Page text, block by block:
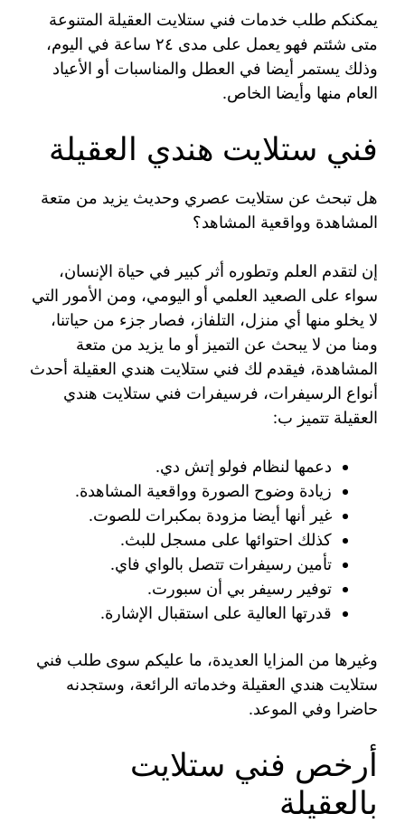
يمكنكم طلب خدمات فني ستلايت العقيلة المتنوعة
متى شئتم فهو يعمل على مدى ٢٤ ساعة في اليوم،
وذلك يستمر أيضا في العطل والمناسبات أو الأعياد
العام منها وأيضا الخاص.
فني ستلايت هندي العقيلة
هل تبحث عن ستلايت عصري وحديث يزيد من متعة
المشاهدة وواقعية المشاهد؟
إن لتقدم العلم وتطوره أثر كبير في حياة الإنسان،
سواء على الصعيد العلمي أو اليومي، ومن الأمور التي
لا يخلو منها أي منزل، التلفاز، فصار جزء من حياتنا،
ومنا من لا يبحث عن التميز أو ما يزيد من متعة
المشاهدة، فيقدم لك فني ستلايت هندي العقيلة أحدث
أنواع الرسيفرات، فرسيفرات فني ستلايت هندي
العقيلة تتميز ب:
دعمها لنظام فولو إتش دي.
زيادة وضوح الصورة وواقعية المشاهدة.
غير أنها أيضا مزودة بمكبرات للصوت.
كذلك احتوائها على مسجل للبث.
تأمين رسيفرات تتصل بالواي فاي.
توفير رسيفر بي أن سبورت.
قدرتها العالية على استقبال الإشارة.
وغيرها من المزايا العديدة، ما عليكم سوى طلب فني
ستلايت هندي العقيلة وخدماته الرائعة، وستجدنه
حاضرا وفي الموعد.
أرخص فني ستلايت
بالعقيلة